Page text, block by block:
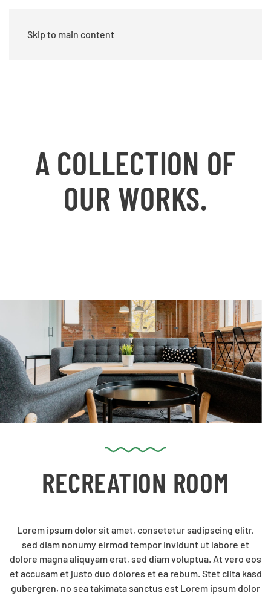
Skip to main content
A COLLECTION OF
OUR WORKS.
RECREATION ROOM
Lorem ipsum dolor sit amet, consetetur sadipscing elitr,
sed diam nonumy eirmod tempor invidunt ut labore et
dolore magna aliquyam erat, sed diam voluptua. At vero eos
et accusam et justo duo dolores et ea rebum. Stet clita kasd
gubergren, no sea takimata sanctus est Lorem ipsum dolor